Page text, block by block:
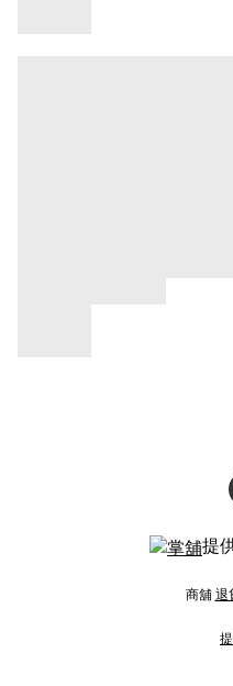
提
商舖 退